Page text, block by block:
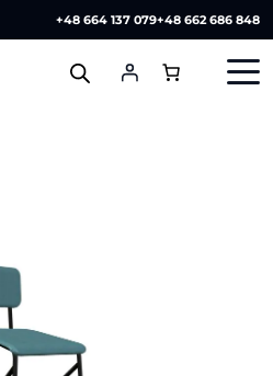
+48 664 137 079+48 662 686 848